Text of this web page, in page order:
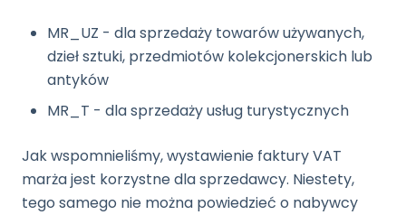
MR_UZ - dla sprzedaży towarów używanych,
dzieł sztuki, przedmiotów kolekcjonerskich lub
antyków
MR_T - dla sprzedaży usług turystycznych
Jak wspomnieliśmy, wystawienie faktury VAT
marża jest korzystne dla sprzedawcy. Niestety,
tego samego nie można powiedzieć o nabywcy